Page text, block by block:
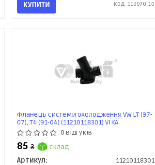
КУПИТИ Код: 119970-10
Фланець системи охолодження VW LT (97-
07), T4 (91-04) (11210118301) VIKA
0 відгуків
85₴
склад
Артикул:
11210118301